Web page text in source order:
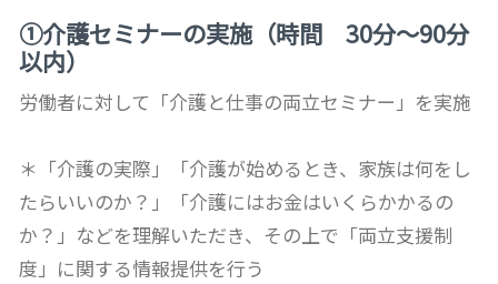
①介護セミナーの実施（時間 30分～90分
以内）
労働者に対して「介護と仕事の両立セミナー」を実施
＊「介護の実際」「介護が始めるとき、家族は何をし
たらいいのか？」「介護にはお金はいくらかかるの
か？」などを理解いただき、その上で「両立支援制
度」に関する情報提供を行う